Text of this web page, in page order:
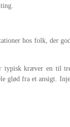
hos folk, der
kræver en til tre
glød fra et ansigt.